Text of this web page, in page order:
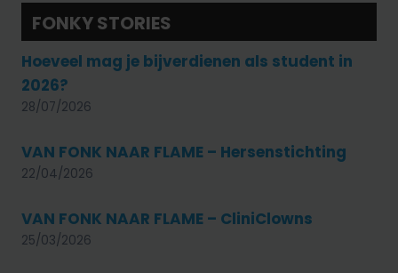
FONKY STORIES
Hoeveel mag je bijverdienen als student in
2026?
28/07/2026
VAN FONK NAAR FLAME – Hersenstichting
22/04/2026
VAN FONK NAAR FLAME – CliniClowns
25/03/2026